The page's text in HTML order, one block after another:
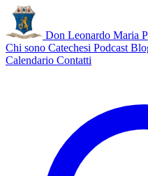
Don Leonardo Maria
Chi sono Catechesi Podcast
Calendario Contatti